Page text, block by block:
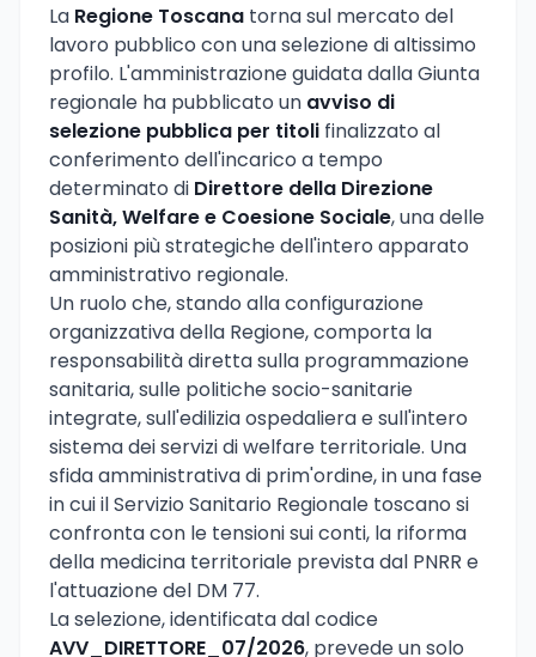
La Regione Toscana torna sul mercato del
lavoro pubblico con una selezione di altissimo
profilo. L'amministrazione guidata dalla Giunta
regionale ha pubblicato un avviso di
selezione pubblica per titoli finalizzato al
conferimento dell'incarico a tempo
determinato di Direttore della Direzione
Sanità, Welfare e Coesione Sociale, una delle
posizioni più strategiche dell'intero apparato
amministrativo regionale.
Un ruolo che, stando alla configurazione
organizzativa della Regione, comporta la
responsabilità diretta sulla programmazione
sanitaria, sulle politiche socio-sanitarie
integrate, sull'edilizia ospedaliera e sull'intero
sistema dei servizi di welfare territoriale. Una
sfida amministrativa di prim'ordine, in una fase
in cui il Servizio Sanitario Regionale toscano si
confronta con le tensioni sui conti, la riforma
della medicina territoriale prevista dal PNRR e
l'attuazione del DM 77.
La selezione, identificata dal codice
AVV_DIRETTORE_07/2026, prevede un solo